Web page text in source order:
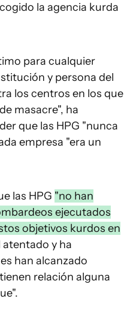
la agencia kurda
para cualquier
y persona del
los centros en los que
masacre", ha
que las HPG "nunca
empresa "era un
las HPG "no han
ejecutados
objetivos kurdos en
atentado y ha
han alcanzado
relación alguna